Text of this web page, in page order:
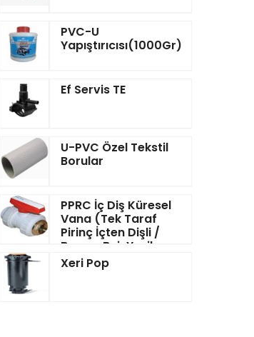
PVC-U
Yapıştırıcısı(1000Gr)
Ef Servis TE
U-PVC Özel Tekstil
Borular
PPRC İç Diş Küresel
Vana (Tek Taraf
Pirinç İçten Dişli /
Beyaz-Bej-Yeşil-
Mavi)
Xeri Pop